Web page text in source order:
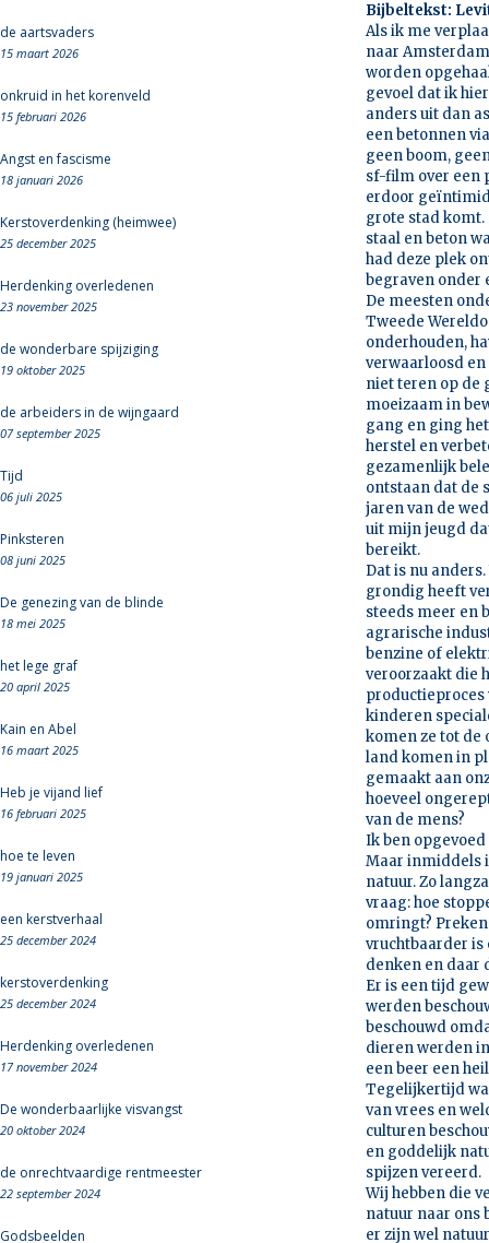
de aartsvaders
15 maart 2026
onkruid in het korenveld
15 februari 2026
Angst en fascisme
18 januari 2026
Kerstoverdenking (heimwee)
25 december 2025
Herdenking overledenen
23 november 2025
de wonderbare spijziging
19 oktober 2025
de arbeiders in de wijngaard
07 september 2025
Tijd
06 juli 2025
Pinksteren
08 juni 2025
De genezing van de blinde
18 mei 2025
het lege graf
20 april 2025
Kain en Abel
16 maart 2025
Heb je vijand lief
16 februari 2025
hoe te leven
19 januari 2025
een kerstverhaal
25 december 2024
kerstoverdenking
25 december 2024
Herdenking overledenen
17 november 2024
De wonderbaarlijke visvangst
20 oktober 2024
de onrechtvaardige rentmeester
22 september 2024
Godsbeelden
Bijbeltekst:
Als ik me
naar
worden
gevoel dat ik
anders uit dan
een betonnen
geen boom,
sf-film over een
erdoor
grote stad komt.
staal en beton
had deze plek
begraven onder
De meesten
Tweede
onderhouden,
verwaarloosd
niet teren op de
moeizaam in
gang en ging
herstel en
gezamenlijk
ontstaan dat de
jaren van de
uit mijn jeugd
bereikt.
Dat is nu
grondig heeft
steeds meer en
agrarische
benzine of
veroorzaakt die
productieproces
kinderen
komen ze tot de
land komen in
gemaakt aan
hoeveel
van de mens?
Ik ben
Maar inmiddels
natuur. Zo
vraag: hoe
omringt?
vruchtbaarder is
denken en daar
Er is een tijd
werden
beschouwd
dieren werden
een beer een
Tegelijkertijd
van vrees en
culturen
en goddelijk
spijzen vereerd.
Wij hebben die
natuur naar ons
er zijn wel